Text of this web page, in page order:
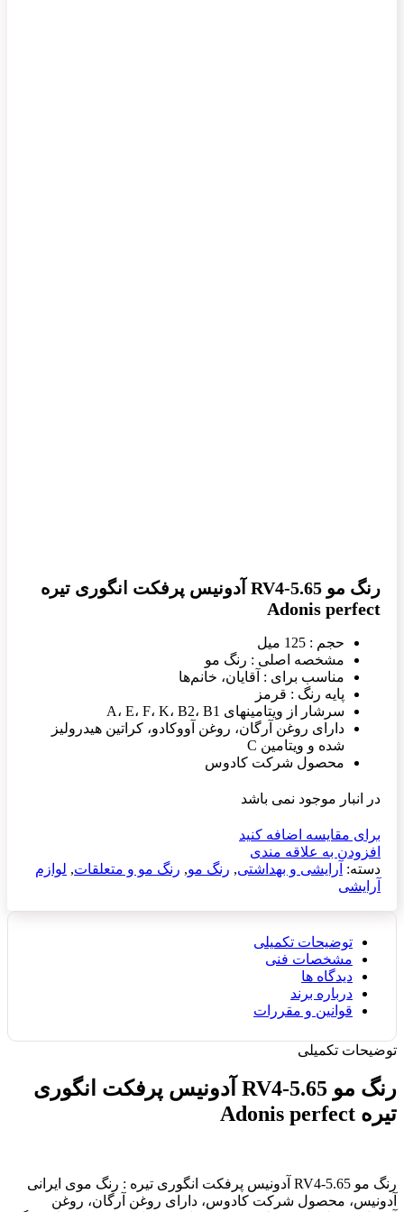
رنگ مو RV4-5.65 آدونیس پرفکت انگوری تیره
Adonis perfect
حجم : 125 میل
مشخصه اصلی : رنگ مو
مناسب برای : آقایان، خانم‌ها
پایه رنگ : قرمز
سرشار از ویتامینهای A، E، F، K، B2، B1
دارای روغن آرگان، روغن آووکادو، کراتین هیدرولیز
شده و ویتامین C
محصول شرکت کادوس
در انبار موجود نمی باشد
برای مقایسه اضافه کنید
افزودن به علاقه مندی
دسته: آرایشی و بهداشتی, رنگ مو, رنگ مو و متعلقات, لوازم
آرایشی
توضیحات تکمیلی
مشخصات فنی
دیدگاه ها
درباره برند
قوانین و مقررات
توضیحات تکمیلی
رنگ مو RV4-5.65 آدونیس پرفکت انگوری
تیره Adonis perfect
رنگ مو RV4-5.65 آدونیس پرفکت انگوری تیره : رنگ موی ایرانی
آدونیس، محصول شرکت کادوس، دارای روغن آرگان، روغن